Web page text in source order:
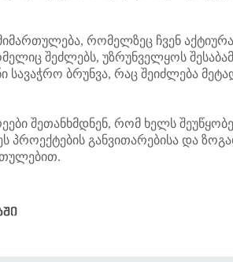
რომელზეც ჩვენ
შეძლებს, უზრუნველყოს
სავაჭრო ბრუნვა, რაც შეიძლება
შეთანხმდნენ, რომ ხელს
პროექტების განვითარებისა და